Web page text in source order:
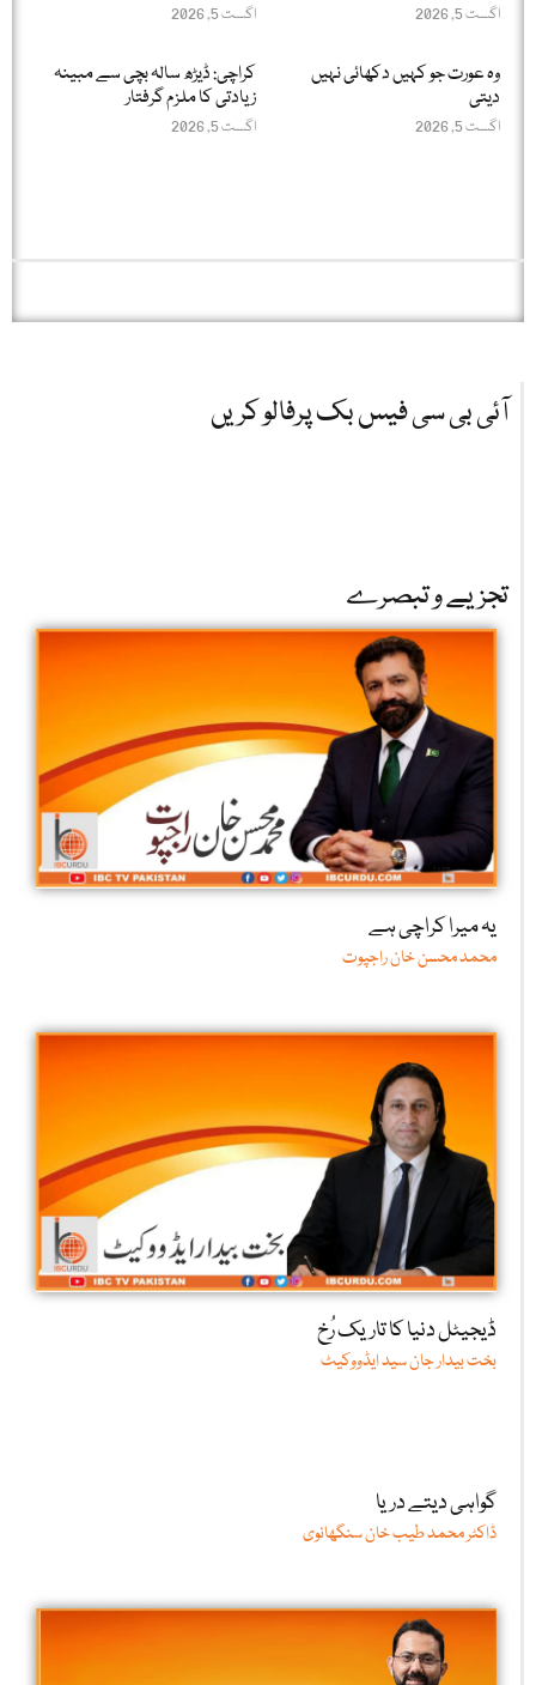
اگست 5, 2026 اگست 5, 2026
وہ عورت جو کہیں دکھائی نہیں
دیتی
اگست 5, 2026
کراچی: ڈیڑھ سالہ بچی سے مبینہ
زیادتی کا ملزم گرفتار
اگست 5, 2026
آئی بی سی فیس بک پرفالو کریں
تجزیے و تبصرے
یہ میرا کراچی ہے
محمد محسن خان راجپوت
ڈیجیٹل دنیا کا تاریک رُخ
بخت بیدار جان سید ایڈووکیٹ
گواہی دیتے دریا
ڈاکٹر محمد طیب خان سنگھانوی